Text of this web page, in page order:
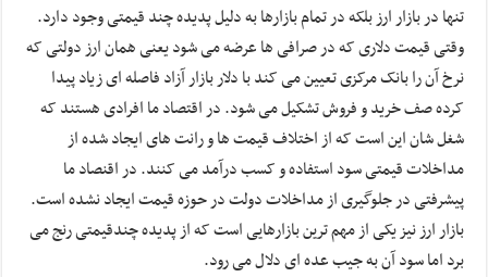
تنها در بازار ارز بلکه در تمام بازارها به دلیل پدیده چند قیمتی وجود دارد.
وقتی قیمت دلاری که در صرافی ها عرضه می شود یعنی همان ارز دولتی که
نرخ آن را بانک مرکزی تعیین می کند با دلار بازار آزاد فاصله ای زیاد پیدا
کرده صف خرید و فروش تشکیل می شود. در اقتصاد ما افرادی هستند که
شغل شان این است که از اختلاف قیمت ها و رانت های ایجاد شده از
مداخلات قیمتی سود استفاده و کسب درآمد می کنند. در اقنصاد ما
پیشرفتی در جلوگیری از مداخلات دولت در حوزه قیمت ایجاد نشده است.
بازار ارز نیز یکی از مهم ترین بازارهایی است که از پدیده چندقیمتی رنج می
برد اما سود آن به جیب عده ای دلال می رود.